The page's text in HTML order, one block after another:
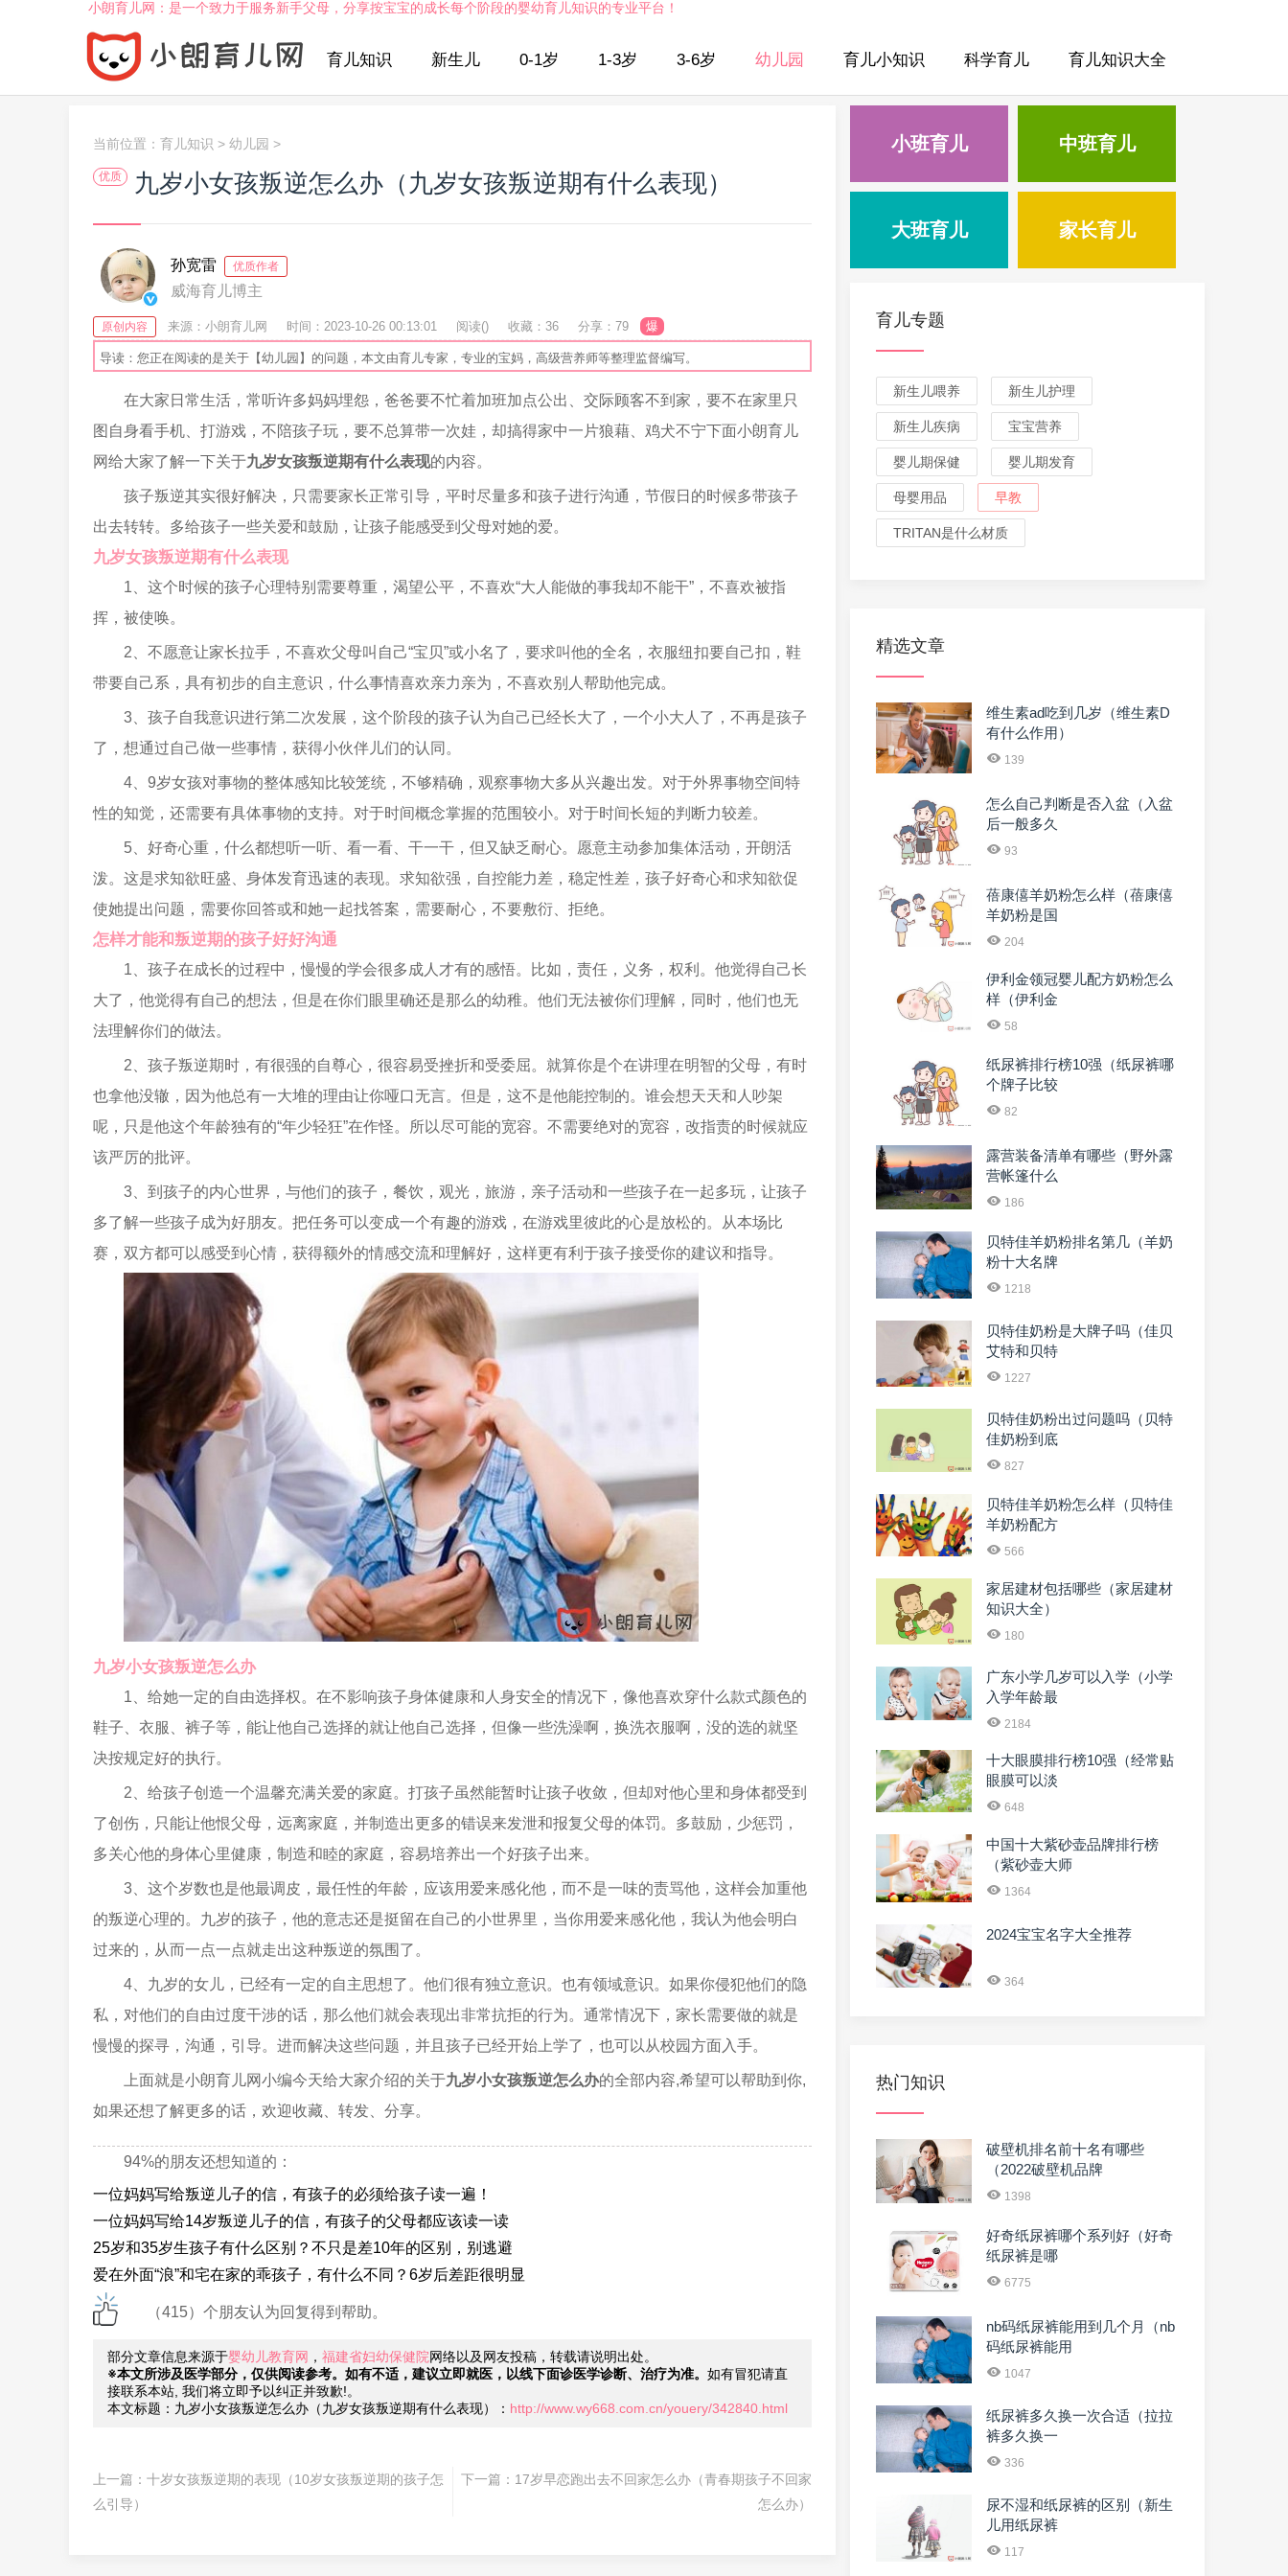
小朗育儿网：是一个致力于服务新手父母，分享按宝宝的成长每个阶段的婴幼育儿知识的专业平台！
育儿知识 新生儿 0-1岁 1-3岁 3-6岁 幼儿园 育儿小知识 科学育儿 育儿知识大全
当前位置： 育儿知识 > 幼儿园 >
优质 九岁小女孩叛逆怎么办（九岁女孩叛逆期有什么表现）
孙宽雷 优质作者
威海育儿博主
原创内容 来源：小朗育儿网 时间：2023-10-26 00:13:01 阅读() 收藏：36 分享：79 爆
导读：您正在阅读的是关于【幼儿园】的问题，本文由育儿专家，专业的宝妈，高级营养师等整理监督编写。
在大家日常生活，常听许多妈妈埋怨，爸爸要不忙着加班加点公出、交际顾客不到家，要不在家里只
图自身看手机、打游戏，不陪孩子玩，要不总算带一次娃，却搞得家中一片狼藉、鸡犬不宁下面小朗育儿
网给大家了解一下关于九岁女孩叛逆期有什么表现的内容。
孩子叛逆其实很好解决，只需要家长正常引导，平时尽量多和孩子进行沟通，节假日的时候多带孩子
出去转转。多给孩子一些关爱和鼓励，让孩子能感受到父母对她的爱。
九岁女孩叛逆期有什么表现
1、这个时候的孩子心理特别需要尊重，渴望公平，不喜欢“大人能做的事我却不能干”，不喜欢被指
挥，被使唤。
2、不愿意让家长拉手，不喜欢父母叫自己“宝贝”或小名了，要求叫他的全名，衣服纽扣要自己扣，鞋
带要自己系，具有初步的自主意识，什么事情喜欢亲力亲为，不喜欢别人帮助他完成。
3、孩子自我意识进行第二次发展，这个阶段的孩子认为自己已经长大了，一个小大人了，不再是孩子
了，想通过自己做一些事情，获得小伙伴儿们的认同。
4、9岁女孩对事物的整体感知比较笼统，不够精确，观察事物大多从兴趣出发。对于外界事物空间特
性的知觉，还需要有具体事物的支持。对于时间概念掌握的范围较小。对于时间长短的判断力较差。
5、好奇心重，什么都想听一听、看一看、干一干，但又缺乏耐心。愿意主动参加集体活动，开朗活
泼。这是求知欲旺盛、身体发育迅速的表现。求知欲强，自控能力差，稳定性差，孩子好奇心和求知欲促
使她提出问题，需要你回答或和她一起找答案，需要耐心，不要敷衍、拒绝。
怎样才能和叛逆期的孩子好好沟通
1、孩子在成长的过程中，慢慢的学会很多成人才有的感悟。比如，责任，义务，权利。他觉得自己长
大了，他觉得有自己的想法，但是在你们眼里确还是那么的幼稚。他们无法被你们理解，同时，他们也无
法理解你们的做法。
2、孩子叛逆期时，有很强的自尊心，很容易受挫折和受委屈。就算你是个在讲理在明智的父母，有时
也拿他没辙，因为他总有一大堆的理由让你哑口无言。但是，这不是他能控制的。谁会想天天和人吵架
呢，只是他这个年龄独有的“年少轻狂”在作怪。所以尽可能的宽容。不需要绝对的宽容，改指责的时候就应
该严厉的批评。
3、到孩子的内心世界，与他们的孩子，餐饮，观光，旅游，亲子活动和一些孩子在一起多玩，让孩子
多了解一些孩子成为好朋友。把任务可以变成一个有趣的游戏，在游戏里彼此的心是放松的。从本场比
赛，双方都可以感受到心情，获得额外的情感交流和理解好，这样更有利于孩子接受你的建议和指导。
九岁小女孩叛逆怎么办
1、给她一定的自由选择权。在不影响孩子身体健康和人身安全的情况下，像他喜欢穿什么款式颜色的
鞋子、衣服、裤子等，能让他自己选择的就让他自己选择，但像一些洗澡啊，换洗衣服啊，没的选的就坚
决按规定好的执行。
2、给孩子创造一个温馨充满关爱的家庭。打孩子虽然能暂时让孩子收敛，但却对他心里和身体都受到
了创伤，只能让他恨父母，远离家庭，并制造出更多的错误来发泄和报复父母的体罚。多鼓励，少惩罚，
多关心他的身体心里健康，制造和睦的家庭，容易培养出一个好孩子出来。
3、这个岁数也是他最调皮，最任性的年龄，应该用爱来感化他，而不是一味的责骂他，这样会加重他
的叛逆心理的。九岁的孩子，他的意志还是挺留在自己的小世界里，当你用爱来感化他，我认为他会明白
过来的，从而一点一点就走出这种叛逆的氛围了。
4、九岁的女儿，已经有一定的自主思想了。他们很有独立意识。也有领域意识。如果你侵犯他们的隐
私，对他们的自由过度干涉的话，那么他们就会表现出非常抗拒的行为。通常情况下，家长需要做的就是
慢慢的探寻，沟通，引导。进而解决这些问题，并且孩子已经开始上学了，也可以从校园方面入手。
上面就是小朗育儿网小编今天给大家介绍的关于九岁小女孩叛逆怎么办的全部内容,希望可以帮助到你,
如果还想了解更多的话，欢迎收藏、转发、分享。
94%的朋友还想知道的：
一位妈妈写给叛逆儿子的信，有孩子的必须给孩子读一遍！
一位妈妈写给14岁叛逆儿子的信，有孩子的父母都应该读一读
25岁和35岁生孩子有什么区别？不只是差10年的区别，别逃避
爱在外面“浪”和宅在家的乖孩子，有什么不同？6岁后差距很明显
（415）个朋友认为回复得到帮助。
部分文章信息来源于婴幼儿教育网 ， 福建省妇幼保健院网络以及网友投稿，转载请说明出处。
※本文所涉及医学部分，仅供阅读参考。如有不适，建议立即就医，以线下面诊医学诊断、治疗为准。 如有冒犯请直
接联系本站, 我们将立即予以纠正并致歉!。
本文标题：九岁小女孩叛逆怎么办（九岁女孩叛逆期有什么表现）： http://www.wy668.com.cn/youery/342840.html
上一篇： 十岁女孩叛逆期的表现（10岁女孩叛逆期的孩子怎
么引导）
下一篇： 17岁早恋跑出去不回家怎么办（青春期孩子不回家
怎么办）
小班育儿 中班育儿
大班育儿 家长育儿
育儿专题
新生儿喂养 新生儿护理
新生儿疾病 宝宝营养
婴儿期保健 婴儿期发育
母婴用品 早教
TRITAN是什么材质
精选文章
维生素ad吃到几岁（维生素D
有什么作用）
139
怎么自己判断是否入盆（入盆
后一般多久
93
蓓康僖羊奶粉怎么样（蓓康僖
羊奶粉是国
204
伊利金领冠婴儿配方奶粉怎么
样（伊利金
58
纸尿裤排行榜10强（纸尿裤哪
个牌子比较
82
露营装备清单有哪些（野外露
营帐篷什么
186
贝特佳羊奶粉排名第几（羊奶
粉十大名牌
1218
贝特佳奶粉是大牌子吗（佳贝
艾特和贝特
1227
贝特佳奶粉出过问题吗（贝特
佳奶粉到底
827
贝特佳羊奶粉怎么样（贝特佳
羊奶粉配方
566
家居建材包括哪些（家居建材
知识大全）
180
广东小学几岁可以入学（小学
入学年龄最
2184
十大眼膜排行榜10强（经常贴
眼膜可以淡
648
中国十大紫砂壶品牌排行榜
（紫砂壶大师
1364
2024宝宝名字大全推荐
364
热门知识
破壁机排名前十名有哪些
（2022破壁机品牌
1398
好奇纸尿裤哪个系列好（好奇
纸尿裤是哪
6775
nb码纸尿裤能用到几个月（nb
码纸尿裤能用
1047
纸尿裤多久换一次合适（拉拉
裤多久换一
336
尿不湿和纸尿裤的区别（新生
儿用纸尿裤
117